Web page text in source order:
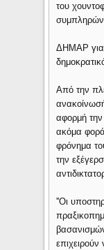
του
ΔΗΜΑΡ για
Από την
αφορμή την
ακόμα
φρόνημα
την
''Οι